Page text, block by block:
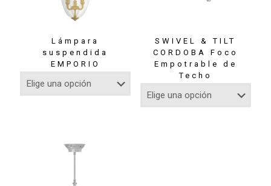
Lámpara
suspendida
EMPORIO
SWIVEL & TILT
CORDOBA Foco
Empotrable de
Techo